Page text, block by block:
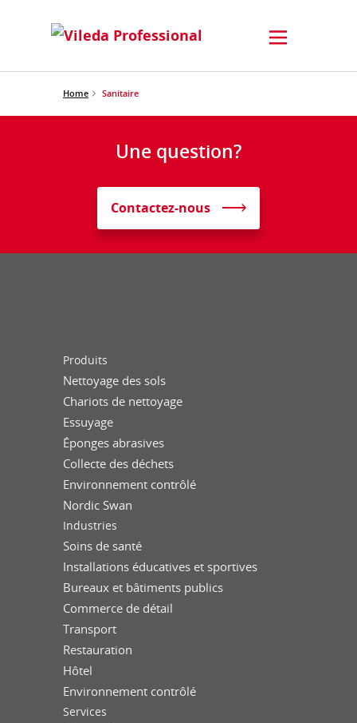
Home Sanitaire
Une question?
Contactez-nous
Produits
Nettoyage des sols
Chariots de nettoyage
Essuyage
Éponges abrasives
Collecte des déchets
Environnement contrôlé
Nordic Swan
Industries
Soins de santé
Installations éducatives et sportives
Bureaux et bâtiments publics
Commerce de détail
Transport
Restauration
Hôtel
Environnement contrôlé
Services